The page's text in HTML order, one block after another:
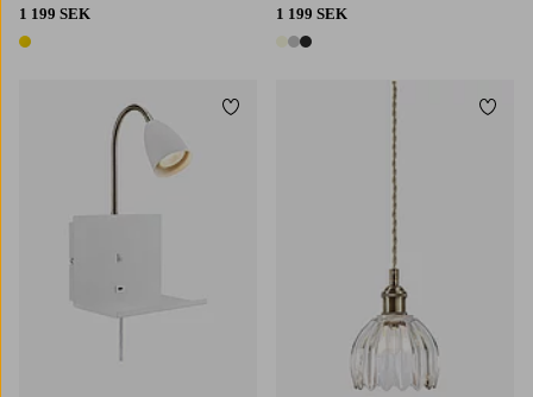
1 199 SEK
1 färg
1 199 SEK
3 färger
Lägg till i favoriter